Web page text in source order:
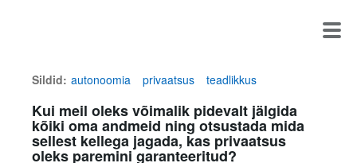
Sildid: autonoomia privaatsus teadlikkus
Kui meil oleks võimalik pidevalt jälgida
kõiki oma andmeid ning otsustada mida
sellest kellega jagada, kas privaatsus
oleks paremini garanteeritud?